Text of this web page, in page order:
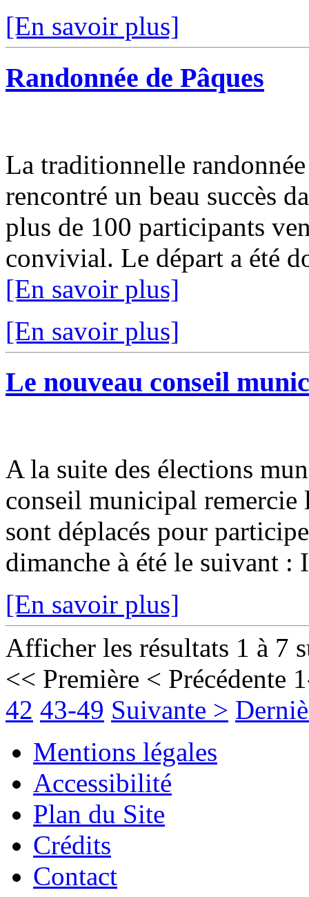
[En savoir plus]
Randonnée de Pâques
La traditionnelle
rencontré un beau succès
plus de 100 participants
convivial. Le départ a été
[En savoir plus]
[En savoir plus]
Le nouveau conseil
A la suite des élections
conseil municipal remercie
sont déplacés pour
dimanche à été le suivant :
[En savoir plus]
Afficher les résultats 1 à 7
<< Première < Précédente
42 43-49 Suivante >
Mentions légales
Accessibilité
Plan du Site
Crédits
Contact